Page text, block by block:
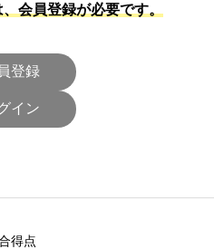
会員登録が必要です。
登録
イン
得点